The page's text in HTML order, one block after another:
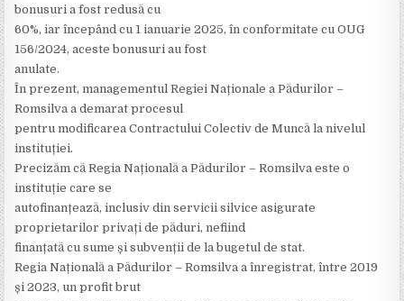
bonusuri a fost redusă cu
60%, iar începând cu 1 ianuarie 2025, în conformitate cu OUG
156/2024, aceste bonusuri au fost
anulate.
În prezent, managementul Regiei Naționale a Pădurilor –
Romsilva a demarat procesul
pentru modificarea Contractului Colectiv de Muncă la nivelul
instituției.
Precizăm că Regia Națională a Pădurilor – Romsilva este o
instituție care se
autofinanțează, inclusiv din servicii silvice asigurate
proprietarilor privați de păduri, nefiind
finanțată cu sume și subvenții de la bugetul de stat.
Regia Națională a Pădurilor – Romsilva a înregistrat, între 2019
și 2023, un profit brut